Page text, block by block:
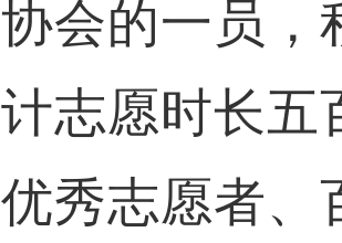
协会的一员，
计志愿时长五
优秀志愿者、